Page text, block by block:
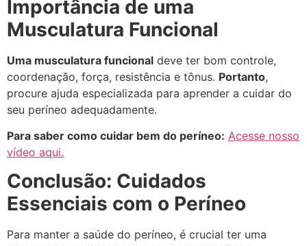
Importância de uma
Musculatura Funcional
Uma musculatura funcional deve ter bom controle,
coordenação, força, resistência e tônus. Portanto,
procure ajuda especializada para aprender a cuidar do
seu períneo adequadamente.
Para saber como cuidar bem do períneo: Acesse nosso
vídeo aqui.
Conclusão: Cuidados
Essenciais com o Períneo
Para manter a saúde do períneo, é crucial ter uma